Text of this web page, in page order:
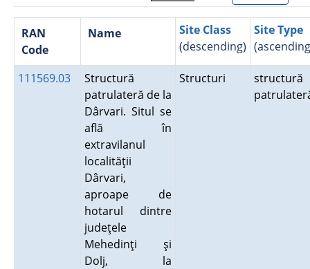
RAN
Code
Name
Site Class
(descending)
Site Type
111569.03
Structură
patrulateră de la
Dârvari. Situl se
află în
extravilanul
localităţii
Dârvari,
aproape de
hotarul dintre
judeţele
Mehedinţi şi
Dolj, la
Structuri
structură